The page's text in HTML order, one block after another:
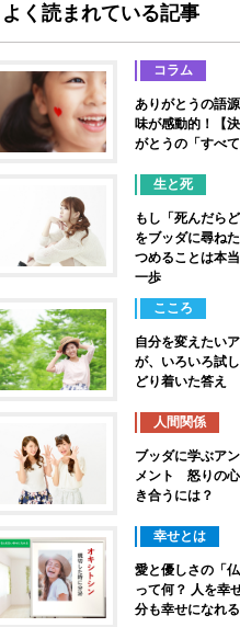
よく読まれている記事
コラム
ありがとうの語
味が感動的！【
がとうの「すべて
生と死
もし「死んだら
をブッダに尋ね
つめることは本
一歩
こころ
自分を変えたい
が、いろいろ試
どり着いた答え
人間関係
ブッダに学ぶア
メント 怒りの
き合うには？
幸せとは
愛と優しさの「仏
って何？ 人を幸
分も幸せになれる